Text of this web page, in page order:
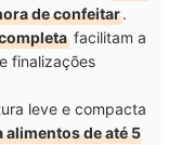
de confeitar.
facilitam a
finalizações
leve e compacta
de até 5